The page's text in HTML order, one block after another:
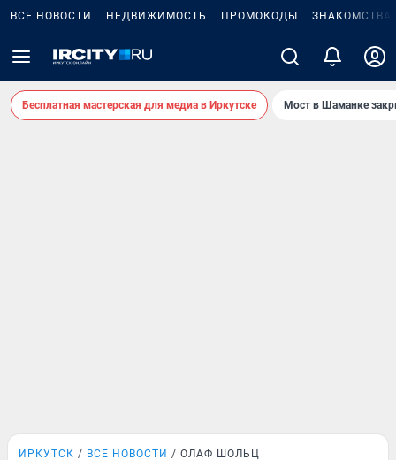
ВСЕ НОВОСТИ НЕДВИЖИМОСТЬ ПРОМОКОДЫ ЗНАКОМСТВА
Бесплатная мастерская для медиа в Иркутске Мост в Шаманке
ИРКУТСК ВСЕ НОВОСТИ ОЛАФ ШОЛЬЦ